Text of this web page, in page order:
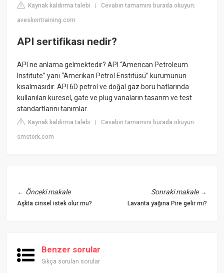
Kaynak kaldırma talebi |Cevabın tamamını burada okuyun:
aveskontraining.com
API sertifikası nedir?
API ne anlama gelmektedir? API “American Petroleum
Institute” yani “Amerikan Petrol Enstitüsü” kurumunun
kısalmasıdır. API 6D petrol ve doğal gaz boru hatlarında
kullanılan küresel, gate ve plug vanaların tasarım ve test
standartlarını tanımlar.
Kaynak kaldırma talebi |Cevabın tamamını burada okuyun:
smstork.com
← Önceki makale
Aşkta cinsel istek olur mu?
Sonraki makale→
Lavanta yağına Pire gelir mi?
Benzer sorular
Sıkça sorulan sorular